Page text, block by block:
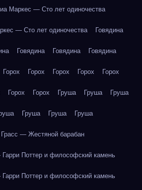
Маркес — Сто лет одиночества
— Сто лет одиночества Говядина
Говядина Говядина Говядина
Горох Горох Горох Горох Горох
Горох Горох Груша Груша Груша
Груша Груша Груша
Грасс — Жестяной барабан
Поттер и философский камень
Поттер и философский камень